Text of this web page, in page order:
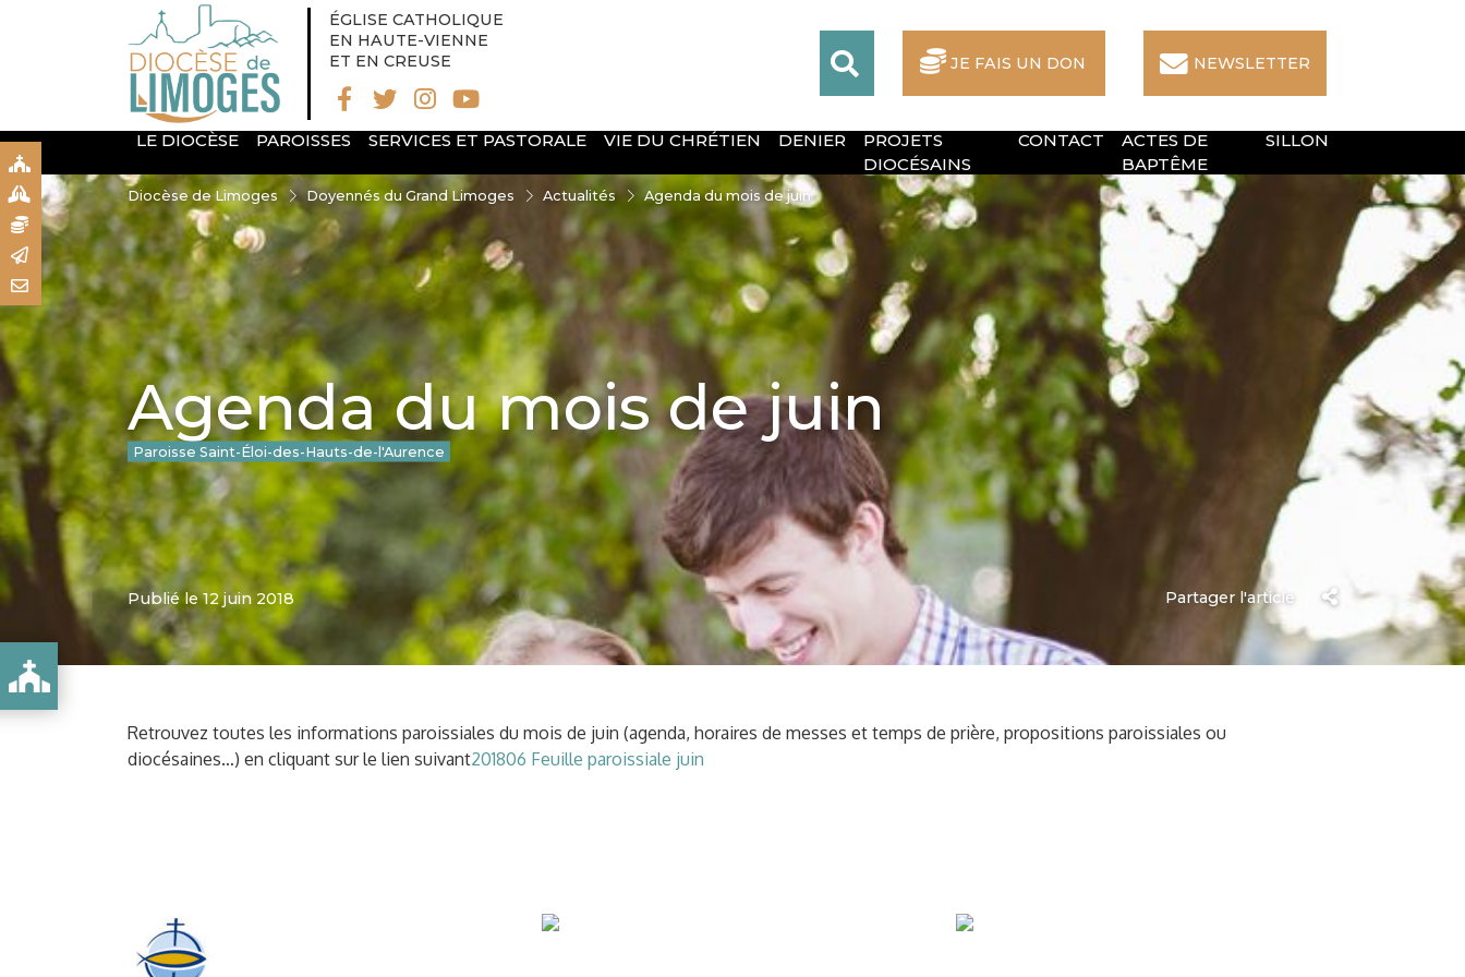
ÉGLISE CATHOLIQUE
EN HAUTE-VIENNE
ET EN CREUSE
JE FAIS UN DON NEWSLETTER
LE DIOCÈSE PAROISSES SERVICES ET PASTORALE VIE DU CHRÉTIEN DENIER
PROJETS
DIOCÉSAINS
CONTACT
ACTES DE
BAPTÊME
SILLON
Diocèse de Limoges Doyennés du Grand Limoges Actualités Agenda du mois de juin
Agenda du mois de juin
Paroisse Saint-Éloi-des-Hauts-de-l'Aurence
Partager l'article
Publié le 12 juin 2018
Retrouvez toutes les informations paroissiales du mois de juin (agenda, horaires de messes et temps de prière, propositions paroissiales ou
diocésaines…) en cliquant sur le lien suivant201806 Feuille paroissiale juin